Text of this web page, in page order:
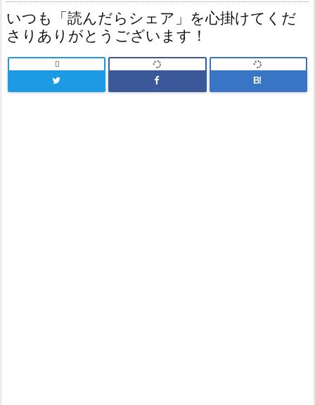
いつも「読んだらシェア」を心掛けてくだ
さりありがとうございます！

B!